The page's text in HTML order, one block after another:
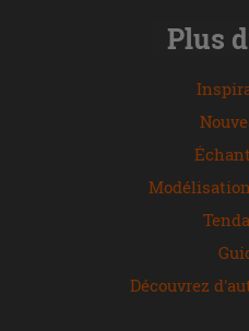
Plus
Découvrez